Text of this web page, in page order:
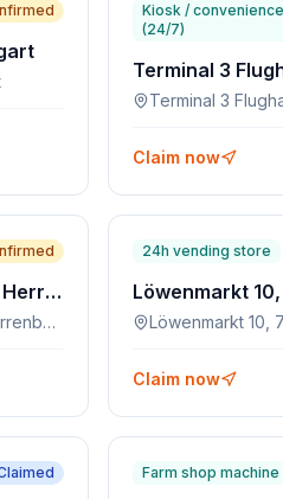
Kiosk / convenience
(24/7)
Claim now
Berliner Straße 1, 71083, Herrenberg
Berliner Straße 1, 71083, Herrenberg
24h vending store
Löwenmarkt 10,
Claim now
Farm shop machine